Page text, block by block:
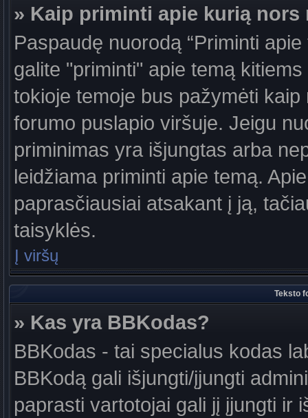
» Kaip priminti apie kurią nors
Paspaudę nuorodą “Priminti
galite "priminti" apie temą
tokioje temoje bus pažymėti
forumo puslapio viršuje. Jeigu
priminimas yra išjungtas arba
leidžiama priminti apie temą.
paprasčiausiai atsakant į ją,
taisyklės.
Į viršų
Teksto
» Kas yra BBKodas?
BBKodas - tai specialus kodas
BBKodą gali išjungti/įjungti
paprasti vartotojai gali jį įjungti ir